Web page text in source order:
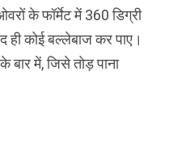
के फॉर्मेट में 360 डिग्री
ही कोई बल्लेबाज कर पाए।
में, जिसे तोड़ पाना